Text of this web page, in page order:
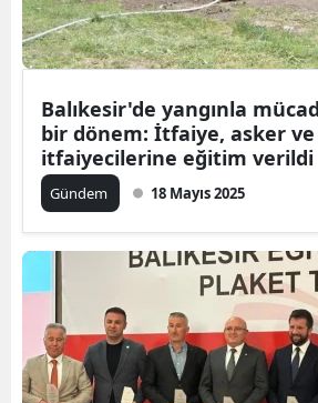
Balıkesir'de yangınla
bir dönem: İtfaiye, asker
itfaiyecilerine eğitim verildi
Gündem 18 Mayıs 2025